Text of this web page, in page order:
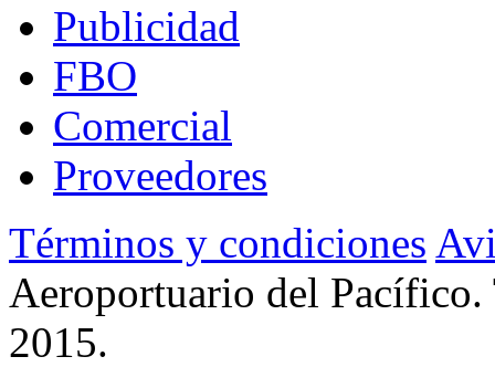
Publicidad
FBO
Comercial
Proveedores
Términos y condiciones
Aeroportuario del Pacífico.
2015.